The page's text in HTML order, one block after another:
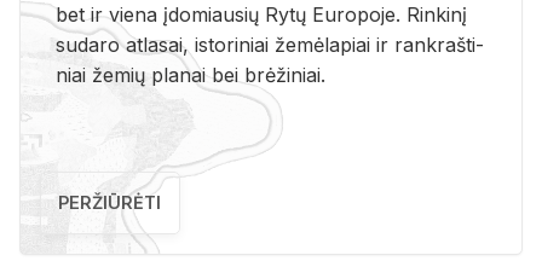
bet ir vie­na įdo­miau­sių Rytų Eu­ro­po­je. Rin­ki­nį
su­da­ro at­la­sai, is­to­ri­niai že­mė­la­piai ir rank­raš­ti­
niai že­mių pla­nai bei brė­ži­niai.
PERŽIŪRĖTI